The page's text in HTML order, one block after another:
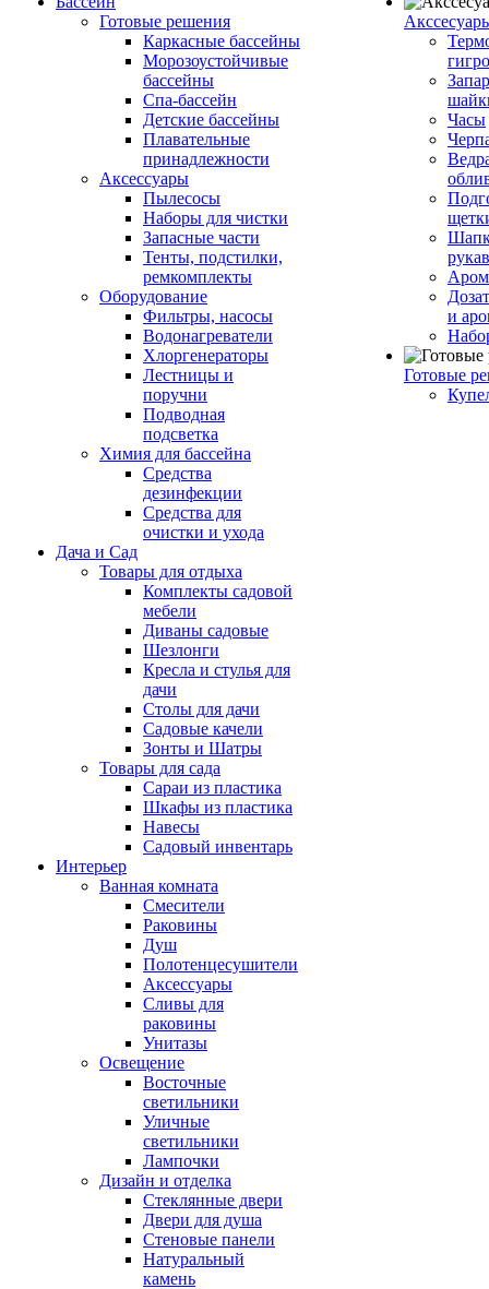
Готовые решения
Каркасные бассейны
Морозоустойчивые
бассейны
Спа-бассейн
Детские бассейны
Плавательные
принадлежности
Аксессуары
Пылесосы
Наборы для чистки
Запасные части
Тенты, подстилки,
ремкомплекты
Оборудование
Фильтры, насосы
Водонагреватели
Хлоргенераторы
Лестницы и
поручни
Подводная
подсветка
Химия для бассейна
Средства
дезинфекции
Средства для
очистки и ухода
Дача и Сад
Товары для отдыха
Комплекты садовой
мебели
Диваны садовые
Шезлонги
Кресла и стулья для
дачи
Столы для дачи
Садовые качели
Зонты и Шатры
Товары для сада
Сараи из пластика
Шкафы из пластика
Навесы
Садовый инвентарь
Интерьер
Ванная комната
Смесители
Раковины
Душ
Полотенцесушители
Аксессуары
Сливы для
раковины
Унитазы
Освещение
Восточные
светильники
Уличные
светильники
Лампочки
Дизайн и отделка
Стеклянные двери
Двери для душа
Стеновые панели
Натуральный
камень
Часы
и
Готовые